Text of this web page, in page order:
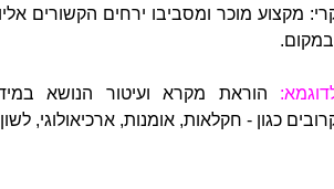
מקצוע מוכר ומסביבו ירחים הקשורים
הוראת מקרא ועיטור הנושא
כגון - חקלאות, אומנות, ארכיאולוגי, לשון